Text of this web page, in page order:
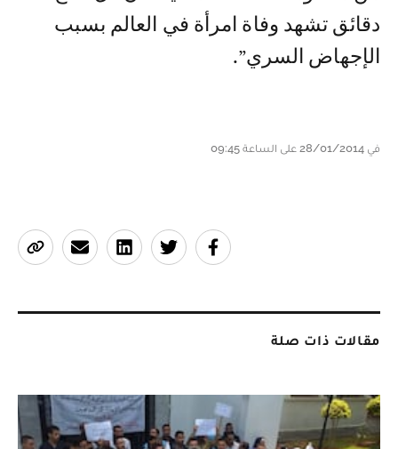
دقائق تشهد وفاة امرأة في العالم بسبب
الإجهاض السري”.
في 28/01/2014 على الساعة 09:45
مقالات ذات صلة